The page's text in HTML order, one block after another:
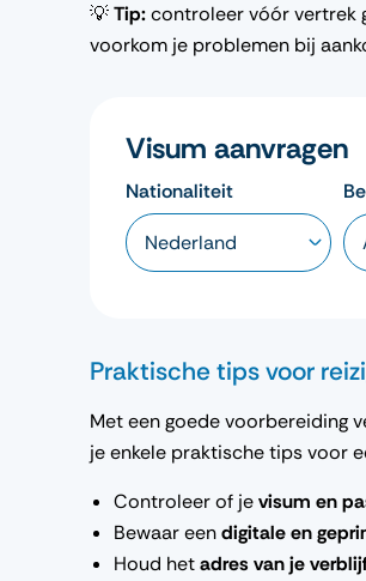
💡Tip:controleer vóór vertrek
voorkom je problemen bij
Visum aanvragen
Nationaliteit
Praktische tips voor
Met een goede voorbereiding
je enkele praktische tips voor
Controleer of jevisum en
Bewaar eendigitale en
Houd hetadres van je